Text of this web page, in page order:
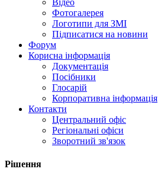
Відео
Фотогалерея
Логотипи для ЗМІ
Підписатися на новини
Форум
Корисна інформація
Документація
Посібники
Глосарій
Корпоративна інформація
Контакти
Центральний офіс
Регіональні офіси
Зворотний зв'язок
Рішення